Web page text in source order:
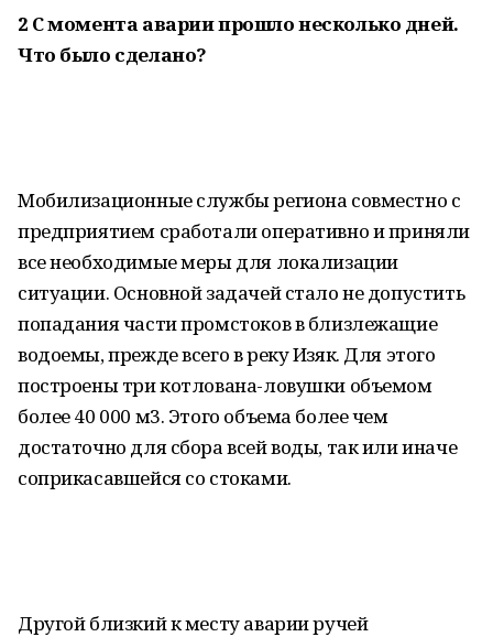
2 С момента аварии прошло несколько дней.
Что было сделано?
Мобилизационные службы региона совместно с
предприятием сработали оперативно и приняли
все необходимые меры для локализации
ситуации. Основной задачей стало не допустить
попадания части промстоков в близлежащие
водоемы, прежде всего в реку Изяк. Для этого
построены три котлована-ловушки объемом
более 40 000 м3. Этого объема более чем
достаточно для сбора всей воды, так или иначе
соприкасавшейся со стоками.
Другой близкий к месту аварии ручей